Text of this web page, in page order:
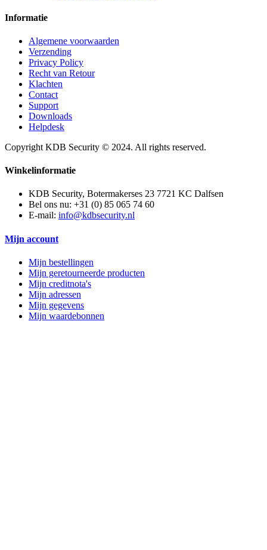
Informatie
Algemene voorwaarden
Verzending
Privacy Policy
Recht van Retour
Klachten
Contact
Support
Downloads
Helpdesk
Copyright KDB Security © 2024. All rights reserved.
Winkelinformatie
KDB Security, Botermakerses 23 7721 KC Dalfsen
Bel ons nu: +31 (0) 85 065 74 60
E-mail: info@kdbsecurity.nl
Mijn account
Mijn bestellingen
Mijn geretourneerde producten
Mijn creditnota's
Mijn adressen
Mijn gegevens
Mijn waardebonnen